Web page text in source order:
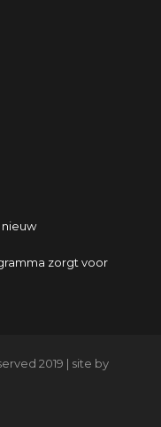
zorgt voor
2019 | site by